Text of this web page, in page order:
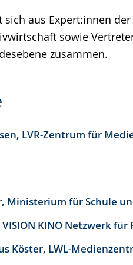
sich aus Expert:innen
sowie
zusammen.
LVR-Zentrum für
Ministerium für Schule
KINO Netzwerk
Köster, LWL-